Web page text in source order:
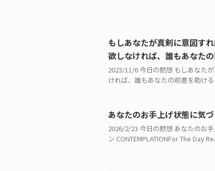
もしあなたが真剣に意図す
欲しなければ、誰もあなた
2023/11/6 今日の黙想 もしあなた
ければ、誰もあなたの前進を助け
あなたのお手上げ状態に気
2026/2/23 今日の黙想 あなたのお
ン CONTEMPLATIONFor The Day